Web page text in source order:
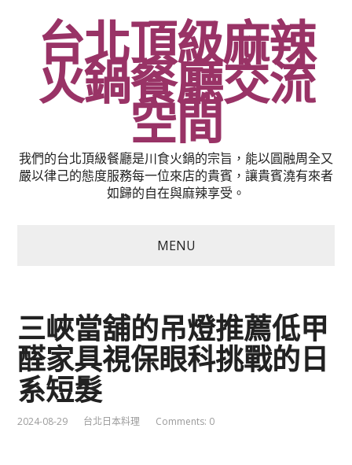
台北頂級麻辣
火鍋餐廳交流
空間
我們的台北頂級餐廳是川食火鍋的宗旨，能以圓融周全又
嚴以律己的態度服務每一位來店的貴賓，讓貴賓澆有來者
如歸的自在與麻辣享受。
MENU
三峽當舖的吊燈推薦低甲
醛家具視保眼科挑戰的日
系短髮
2024-08-29 台北日本料理 Comments: 0